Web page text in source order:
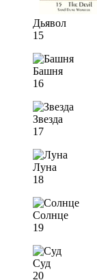
Дьявол
15
Башня
16
Звезда
17
Луна
18
Солнце
19
Суд
20